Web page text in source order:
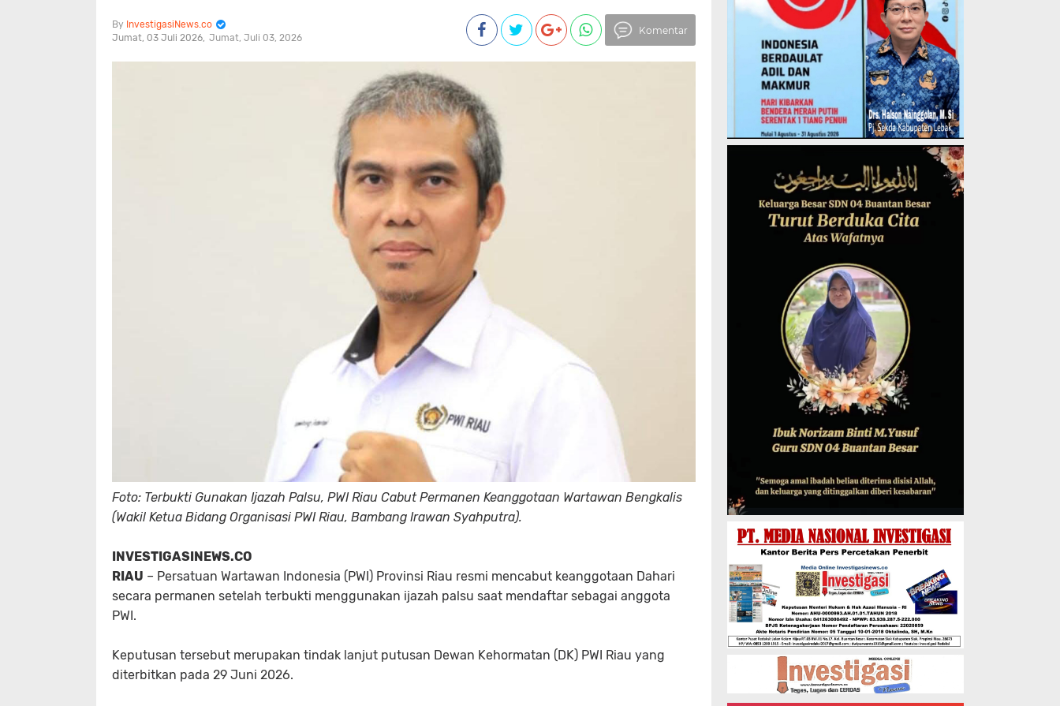
InvestigasiNews.co
Jumat, 03 Juli 2026 Jumat, Juli 03, 2026
Komentar
Foto: Terbukti Gunakan Ijazah Palsu, PWI Riau Cabut Permanen Keanggotaan Wartawan Bengkalis
(Wakil Ketua Bidang Organisasi PWI Riau, Bambang Irawan Syahputra).
INVESTIGASINEWS.CO
RIAU – Persatuan Wartawan Indonesia (PWI) Provinsi Riau resmi mencabut keanggotaan Dahari
secara permanen setelah terbukti menggunakan ijazah palsu saat mendaftar sebagai anggota
PWI.
Keputusan tersebut merupakan tindak lanjut putusan Dewan Kehormatan (DK) PWI Riau yang
diterbitkan pada 29 Juni 2026.